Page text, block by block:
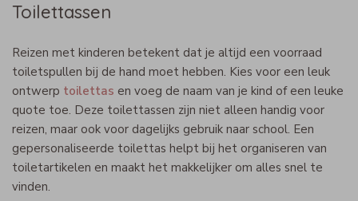
Toilettassen
Reizen met kinderen betekent dat je altijd een voorraad
toiletspullen bij de hand moet hebben. Kies voor een leuk
ontwerp toilettas en voeg de naam van je kind of een leuke
quote toe. Deze toilettassen zijn niet alleen handig voor
reizen, maar ook voor dagelijks gebruik naar school. Een
gepersonaliseerde toilettas helpt bij het organiseren van
toiletartikelen en maakt het makkelijker om alles snel te
vinden.